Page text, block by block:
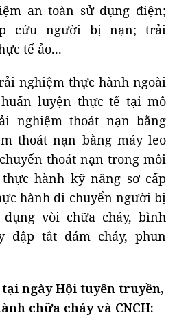
an toàn sử dụng điện;
cứu người bị nạn; trải
tế ảo...
nghiệm thực hành ngoài
luyện thực tế tại mô
nghiệm thoát nạn bằng
thoát nạn bằng máy leo
thoát nạn trong môi
hành kỹ năng sơ cấp
hành di chuyển người bị
vòi chữa cháy, bình
dập tắt đám cháy, phun
ngày Hội tuyên truyền,
chữa cháy và CNCH: